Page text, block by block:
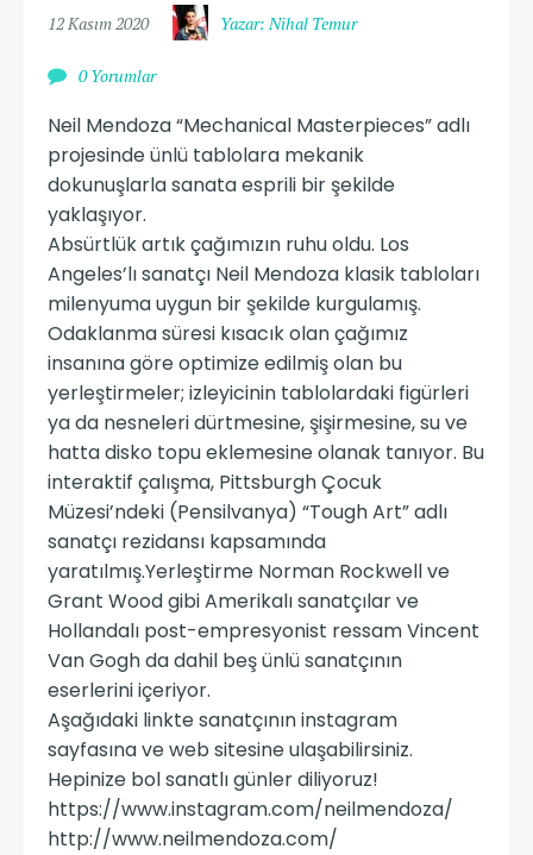
12 Kasım 2020 Yazar: Nihal Temur
0 Yorumlar
Neil Mendoza “Mechanical Masterpieces” adlı
projesinde ünlü tablolara mekanik
dokunuşlarla sanata esprili bir şekilde
yaklaşıyor.
Absürtlük artık çağımızın ruhu oldu. Los
Angeles’lı sanatçı Neil Mendoza klasik tabloları
milenyuma uygun bir şekilde kurgulamış.
Odaklanma süresi kısacık olan çağımız
insanına göre optimize edilmiş olan bu
yerleştirmeler; izleyicinin tablolardaki figürleri
ya da nesneleri dürtmesine, şişirmesine, su ve
hatta disko topu eklemesine olanak tanıyor. Bu
interaktif çalışma, Pittsburgh Çocuk
Müzesi’ndeki (Pensilvanya) “Tough Art” adlı
sanatçı rezidansı kapsamında
yaratılmış.Yerleştirme Norman Rockwell ve
Grant Wood gibi Amerikalı sanatçılar ve
Hollandalı post-empresyonist ressam Vincent
Van Gogh da dahil beş ünlü sanatçının
eserlerini içeriyor.
Aşağıdaki linkte sanatçının instagram
sayfasına ve web sitesine ulaşabilirsiniz.
Hepinize bol sanatlı günler diliyoruz!
https://www.instagram.com/neilmendoza/
http://www.neilmendoza.com/